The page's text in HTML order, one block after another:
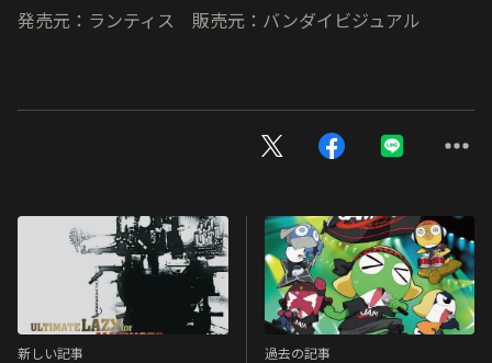
発売元：ランティス 販売元：バンダイビジュアル
新しい記事 過去の記事